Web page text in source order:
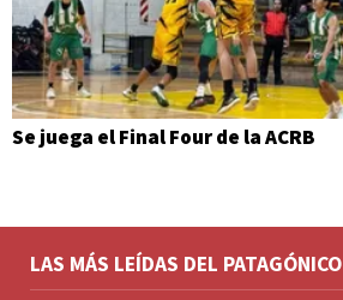
Se juega el Final Four de la ACRB
LAS MÁS LEÍDAS DEL PATAGÓNICO